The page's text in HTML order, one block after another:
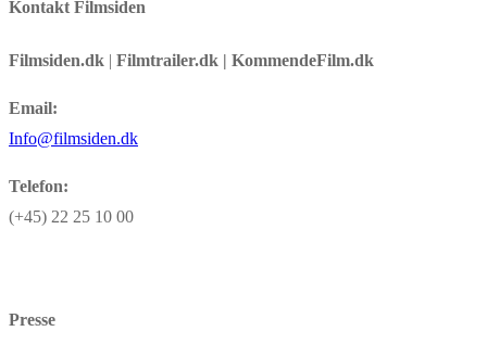
Kontakt Filmsiden
Filmsiden.dk | Filmtrailer.dk | KommendeFilm.dk
Email:
Info@filmsiden.dk
Telefon:
(+45) 22 25 10 00
Presse